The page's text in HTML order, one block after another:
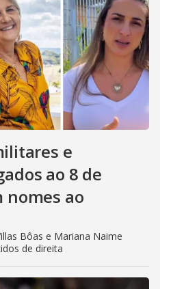
e
ao 8 de
nomes ao
Bôas e Mariana Naime
de direita